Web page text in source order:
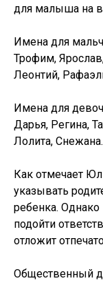
для малыша на
Имена для
Трофим,
Леонтий,
Имена для
Дарья, Регина,
Лолита, Снежана.
Как отмечает
указывать
ребенка.
подойти
отложит
Общественный